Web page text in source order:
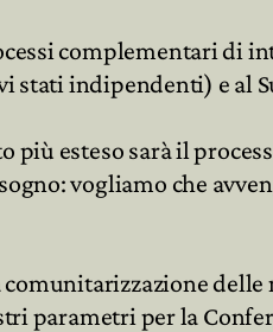
complementari di
stati indipendenti) e al
più esteso sarà il
vogliamo che
parametri per la